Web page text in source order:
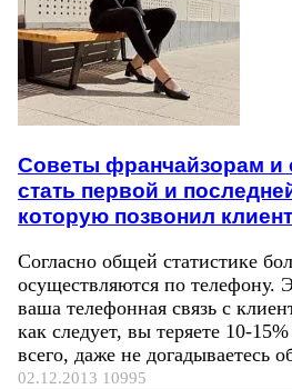
Советы франчайзорам и
стать первой и
которую позвонил клиент
Согласно общей статистике
осуществляются по телефону.
ваша телефонная связь с
как следует, вы теряете 10-
всего, даже не догадываетесь
02.12.2013 10995